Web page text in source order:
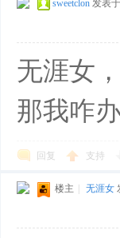
sweetclon 发表
无涯女
那我咋
回复 支持
楼主 无涯女